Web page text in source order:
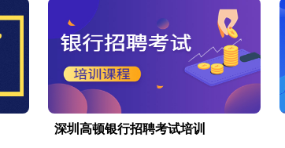
深圳高顿银行招聘考试培训